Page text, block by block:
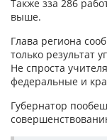
Также зза 286
выше.
Глава региона
только результат
Не спроста
федеральные и
Губернатор